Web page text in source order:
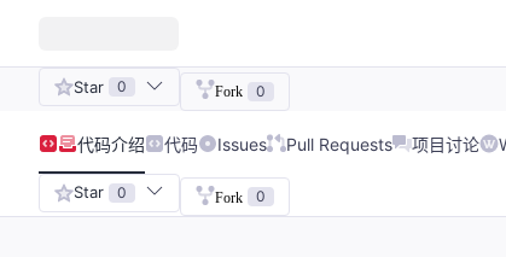
Star 0 Fork 0
代码介绍 代码 Issues Pull Requests 项目讨论
Star 0 Fork 0